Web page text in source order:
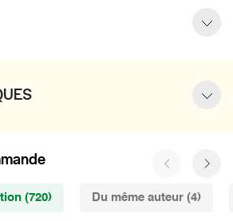
(720) Du même auteur (4)